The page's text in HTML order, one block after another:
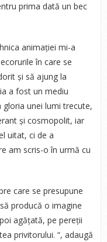
prima dată un bec
animației mi-a
în care se
și să ajung la
a fost un mediu
unei lumi trecute,
și cosmopolit, iar
uitat, ci de a
am scris-o în urmă cu
care se presupune
producă o imagine
agățată, pe pereții
privitorului. “, adaugă